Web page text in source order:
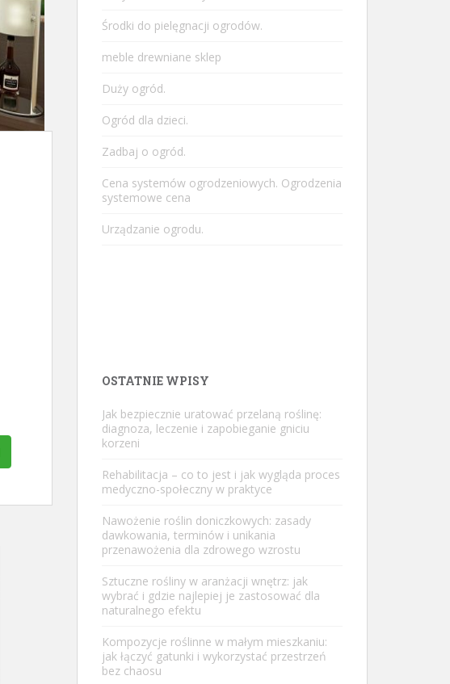
Środki do pielęgnacji ogrodów.
meble drewniane sklep
Duży ogród.
Ogród dla dzieci.
Zadbaj o ogród.
Cena systemów ogrodzeniowych. Ogrodzenia
systemowe cena
Urządzanie ogrodu.
OSTATNIE WPISY
Jak bezpiecznie uratować przelaną roślinę:
diagnoza, leczenie i zapobieganie gniciu
korzeni
Rehabilitacja – co to jest i jak wygląda proces
medyczno-społeczny w praktyce
Nawożenie roślin doniczkowych: zasady
dawkowania, terminów i unikania
przenawożenia dla zdrowego wzrostu
Sztuczne rośliny w aranżacji wnętrz: jak
wybrać i gdzie najlepiej je zastosować dla
naturalnego efektu
Kompozycje roślinne w małym mieszkaniu:
jak łączyć gatunki i wykorzystać przestrzeń
bez chaosu